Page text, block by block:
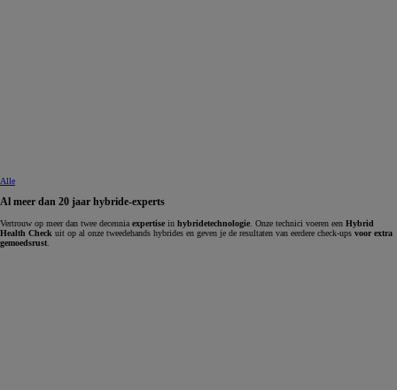
Alle
Al meer dan 20 jaar hybride-experts
Vertrouw op meer dan twee decennia expertise in hybridetechnologie . Onze technici voeren een Hybrid
Health Check uit op al onze tweedehands hybrides en geven je de resultaten van eerdere check-ups voor extra
gemoedsrust